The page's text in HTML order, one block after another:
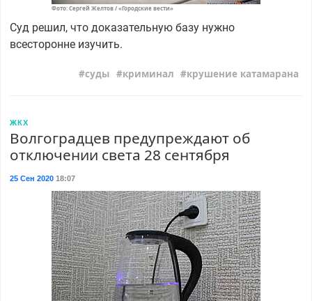
Фото: Сергей Желтов / «Городские вести»
Суд решил, что доказательную базу нужно
всесторонне изучить.
суды криминал крушение катамарана
ЖКХ
Волгоградцев предупреждают об
отключении света 28 сентября
25 Сен 202018:07